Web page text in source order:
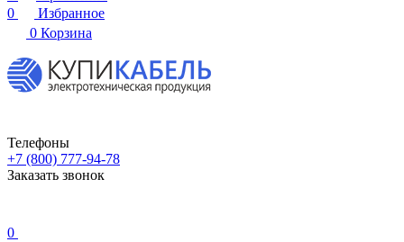
0
Избранное
0 Корзина
Телефоны
+7 (800) 777-94-78
Заказать звонок
0